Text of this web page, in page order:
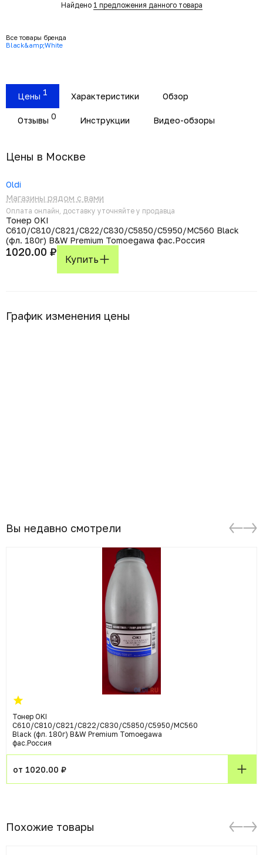
Найдено 1 предложения данного товара
Все товары бренда
Black&amp;White
Цены 1 Характеристики Обзор
Отзывы 0 Инструкции Видео-обзоры
Цены в Москвe
Oldi
Магазины рядом с вами
Оплата онлайн, доставку уточняйте у продавца
Тонер OKI
C610/C810/C821/C822/C830/C5850/C5950/MC560 Black
(фл. 180г) B&W Premium Tomoegawa фас.Россия
1020.00 ₽
Купить
График изменения цены
Вы недавно смотрели
Тонер OKI
C610/C810/C821/C822/C830/C5850/C5950/MC560
Black (фл. 180г) B&W Premium Tomoegawa
фас.Россия
от 1020.00 ₽
Похожие товары